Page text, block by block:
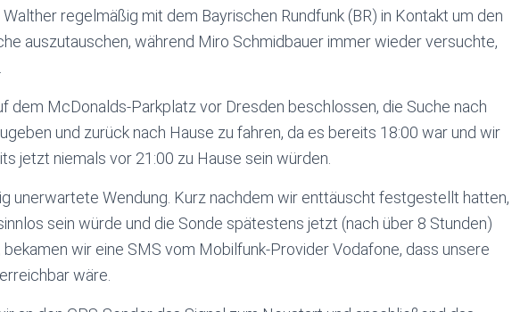
regelmäßig mit dem Bayrischen Rundfunk (BR) in Kontakt um den
auszutauschen, während Miro Schmidbauer immer wieder versuchte,
dem McDonalds-Parkplatz vor Dresden beschlossen, die Suche nach
und zurück nach Hause zu fahren, da es bereits 18:00 war und wir
jetzt niemals vor 21:00 zu Hause sein würden.
unerwartete Wendung. Kurz nachdem wir enttäuscht festgestellt hatten,
sein würde und die Sonde spätestens jetzt (nach über 8 Stunden)
wir eine SMS vom Mobilfunk-Provider Vodafone, dass unsere
wäre.